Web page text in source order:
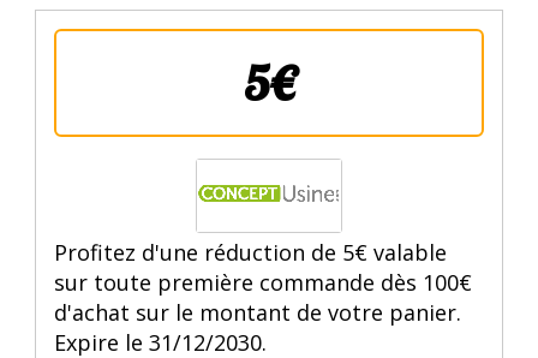
5€
Profitez d'une réduction de 5€ valable
sur toute première commande dès 100€
d'achat sur le montant de votre panier.
Expire le 31/12/2030.